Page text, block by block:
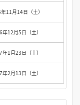
11月14日（土）
12月5日（土）
1月23日（土）
2月13日（土）